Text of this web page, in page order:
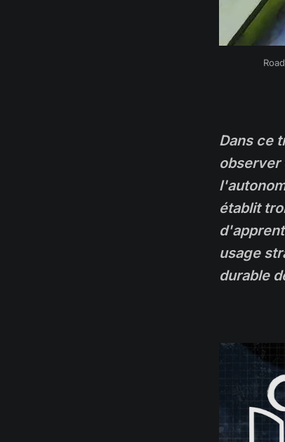
Dans ce
observer
établit
usage
durable